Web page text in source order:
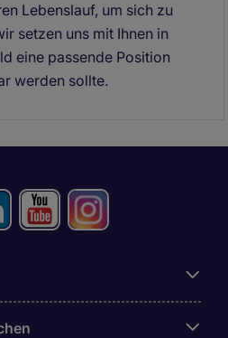
Lebenslauf, um sich zu
setzen uns mit Ihnen in
eine passende Position
werden sollte.